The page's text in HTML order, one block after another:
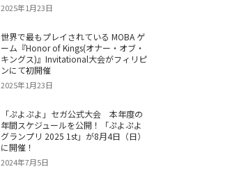
2025年1月23日
世界で最もプレイされている MOBA ゲ
ーム『Honor of Kings(オナー・オブ・
キングス)』Invitational大会がフィリピ
ンにて初開催
2025年1月23日
「ぷよぷよ」セガ公式大会 本年度の
年間スケジュールを公開！「ぷよぷよ
グランプリ 2025 1st」が8月4日（日）
に開催！
2024年7月5日